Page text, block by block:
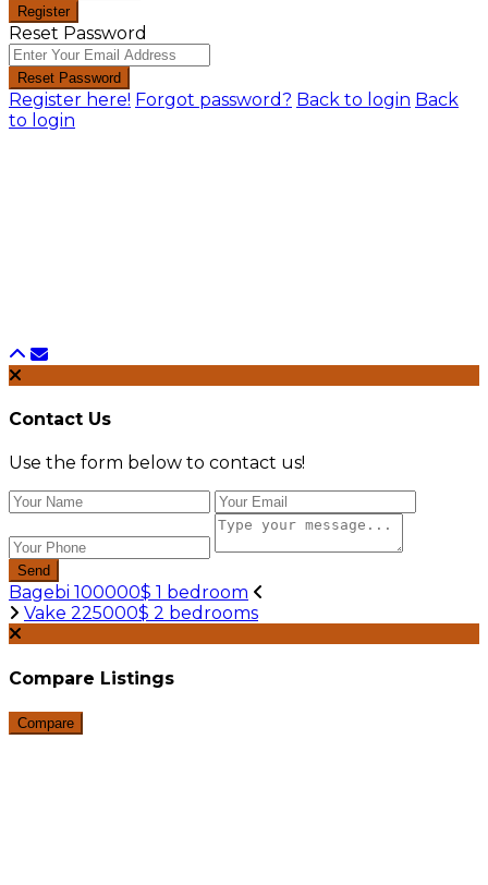
Register
Reset Password
Reset Password
Register here! Forgot password? Back to login Back
to login
Contact Us
Use the form below to contact us!
Send
Bagebi 100000$ 1 bedroom
Vake 225000$ 2 bedrooms
Compare Listings
Compare